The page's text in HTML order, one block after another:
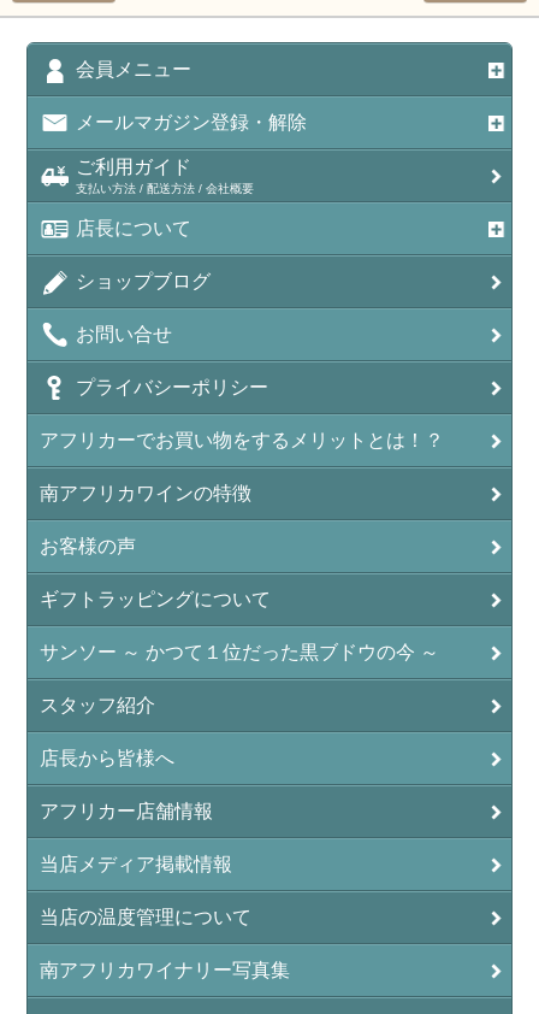
会員メニュー
メールマガジン登録・解除
ご利用ガイド
支払い方法 / 配送方法 / 会社概要
店長について
ショップブログ
お問い合せ
プライバシーポリシー
アフリカーでお買い物をするメリットとは！？
南アフリカワインの特徴
お客様の声
ギフトラッピングについて
サンソー ～ かつて１位だった黒ブドウの今 ～
スタッフ紹介
店長から皆様へ
アフリカー店舗情報
当店メディア掲載情報
当店の温度管理について
南アフリカワイナリー写真集